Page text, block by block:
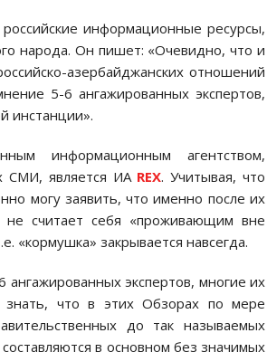
информационные ресурсы,
народа. Он пишет: «Очевидно, что и
азербайджанских отношений
5-6 ангажированных экспертов,
инстанции».
информационным агентством,
СМИ, является ИА REX. Учитывая, что
могу заявить, что именно после их
не считает себя «проживающим вне
«кормушка» закрывается навсегда.
экспертов, многие их
что в этих Обзорах по мере
до так называемых
в основном без значимых